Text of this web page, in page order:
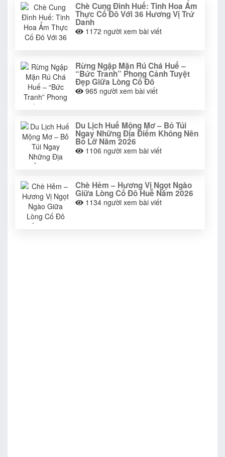
Chè Cung Đình Huế: Tinh Hoa Ẩm
Thực Cố Đô Với 36 Hương Vị Trứ
Danh
1172 người xem bài viết
Rừng Ngập Mặn Rú Chá Huế –
“Bức Tranh” Phong Cảnh Tuyệt
Đẹp Giữa Lòng Cố Đô
965 người xem bài viết
Du Lịch Huế Mộng Mơ – Bỏ Túi
Ngay Những Địa Điểm Không Nên
Bỏ Lỡ Năm 2026
1106 người xem bài viết
Chè Hẻm – Hương Vị Ngọt Ngào
Giữa Lòng Cố Đô Huế Năm 2026
1134 người xem bài viết